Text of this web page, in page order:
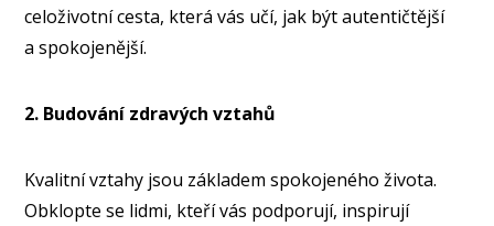
celoživotní cesta, která vás učí, jak být autentičtější
a spokojenější.
2. Budování zdravých vztahů
Kvalitní vztahy jsou základem spokojeného života.
Obklopte se lidmi, kteří vás podporují, inspirují